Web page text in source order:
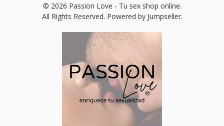
© 2026 Passion Love - Tu sex shop online.
All Rights Reserved. Powered by Jumpseller.